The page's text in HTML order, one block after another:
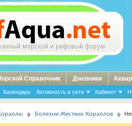
Календарь Активность в сети Кабинет
Справочник Дневники
Болезни Жестких Кораллов